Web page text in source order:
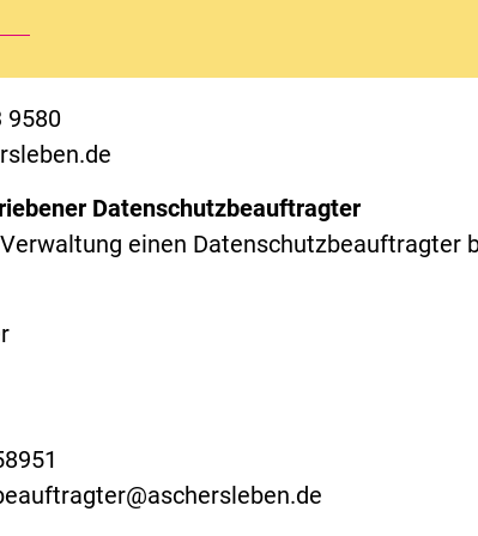
9580
Datenschutzbeauftragter
einen Datenschutzbeauftragter